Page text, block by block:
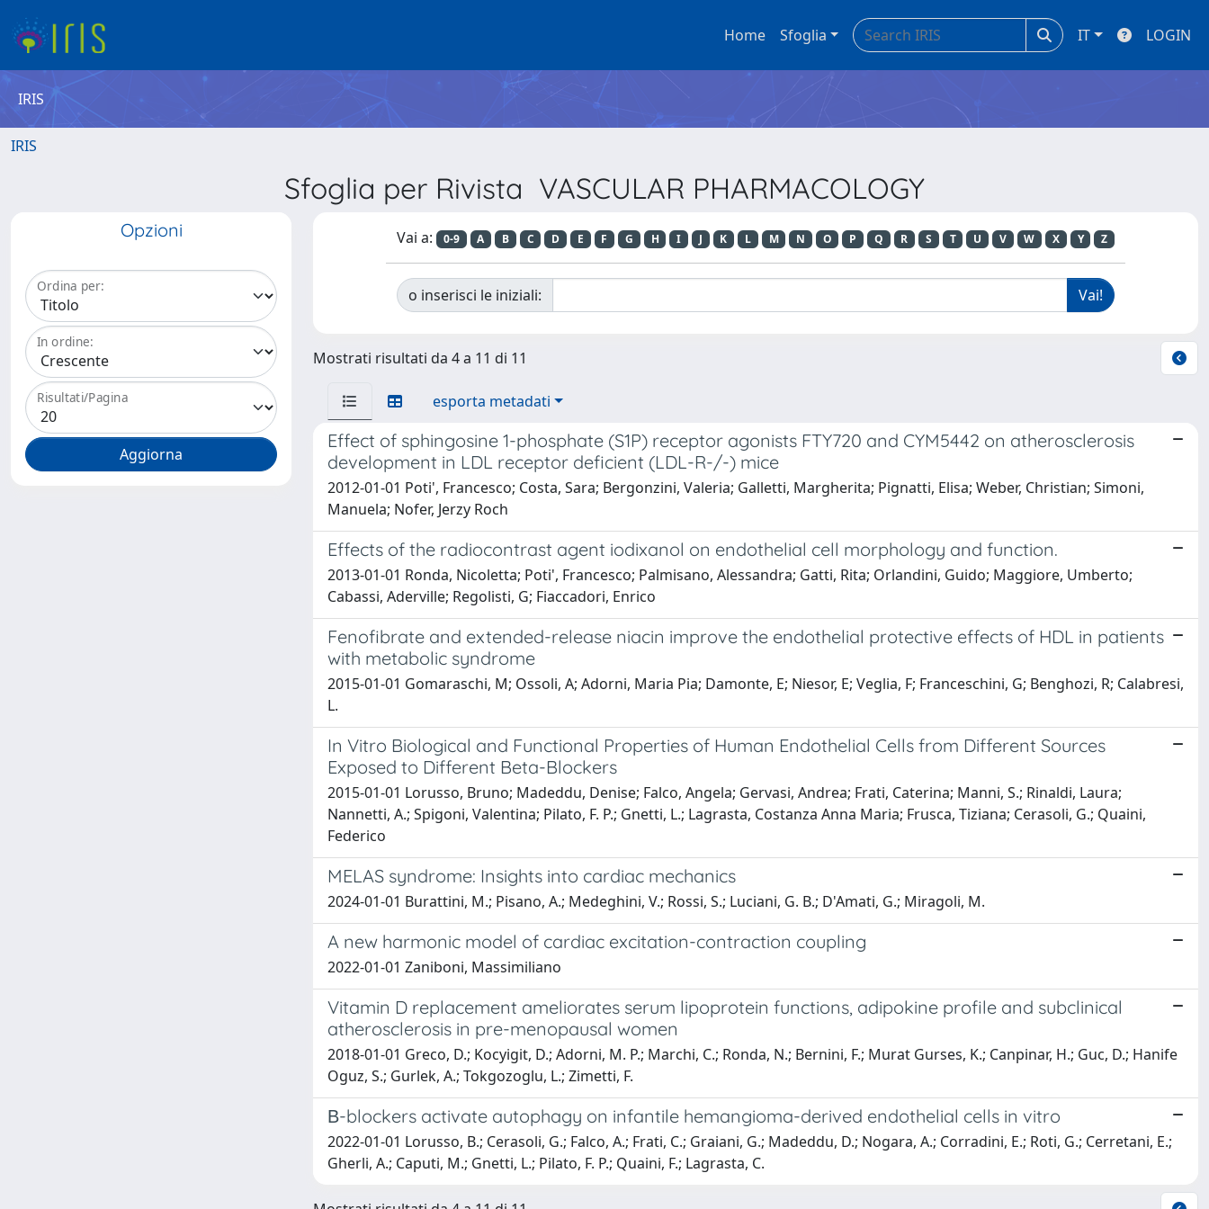
Home Sfoglia IT LOGIN
IRIS
IRIS
Sfoglia per Rivista VASCULAR PHARMACOLOGY
Opzioni
Ordina per:
In ordine:
Risultati/Pagina
Vai a: 0-9 A B C D E F G H I J K L M N O P Q R S T U V W X Y Z
o inserisci le iniziali:
Mostrati risultati da 4 a 11 di 11
esporta metadati
Effect of sphingosine 1-phosphate (S1P) receptor agonists FTY720 and CYM5442 on atherosclerosis
development in LDL receptor deficient (LDL-R-/-) mice
2012-01-01 Poti', Francesco; Costa, Sara; Bergonzini, Valeria; Galletti, Margherita; Pignatti, Elisa; Weber, Christian; Simoni,
Manuela; Nofer, Jerzy Roch
Effects of the radiocontrast agent iodixanol on endothelial cell morphology and function.
2013-01-01 Ronda, Nicoletta; Poti', Francesco; Palmisano, Alessandra; Gatti, Rita; Orlandini, Guido; Maggiore, Umberto;
Cabassi, Aderville; Regolisti, G; Fiaccadori, Enrico
Fenofibrate and extended-release niacin improve the endothelial protective effects of HDL in patients
with metabolic syndrome
2015-01-01 Gomaraschi, M; Ossoli, A; Adorni, Maria Pia; Damonte, E; Niesor, E; Veglia, F; Franceschini, G; Benghozi, R; Calabresi,
L.
In Vitro Biological and Functional Properties of Human Endothelial Cells from Different Sources
Exposed to Different Beta-Blockers
2015-01-01 Lorusso, Bruno; Madeddu, Denise; Falco, Angela; Gervasi, Andrea; Frati, Caterina; Manni, S.; Rinaldi, Laura;
Nannetti, A.; Spigoni, Valentina; Pilato, F. P.; Gnetti, L.; Lagrasta, Costanza Anna Maria; Frusca, Tiziana; Cerasoli, G.; Quaini,
Federico
MELAS syndrome: Insights into cardiac mechanics
2024-01-01 Burattini, M.; Pisano, A.; Medeghini, V.; Rossi, S.; Luciani, G. B.; D'Amati, G.; Miragoli, M.
A new harmonic model of cardiac excitation-contraction coupling
2022-01-01 Zaniboni, Massimiliano
Vitamin D replacement ameliorates serum lipoprotein functions, adipokine profile and subclinical
atherosclerosis in pre-menopausal women
2018-01-01 Greco, D.; Kocyigit, D.; Adorni, M. P.; Marchi, C.; Ronda, N.; Bernini, F.; Murat Gurses, K.; Canpinar, H.; Guc, D.; Hanife
Oguz, S.; Gurlek, A.; Tokgozoglu, L.; Zimetti, F.
Β-blockers activate autophagy on infantile hemangioma-derived endothelial cells in vitro
2022-01-01 Lorusso, B.; Cerasoli, G.; Falco, A.; Frati, C.; Graiani, G.; Madeddu, D.; Nogara, A.; Corradini, E.; Roti, G.; Cerretani, E.;
Gherli, A.; Caputi, M.; Gnetti, L.; Pilato, F. P.; Quaini, F.; Lagrasta, C.